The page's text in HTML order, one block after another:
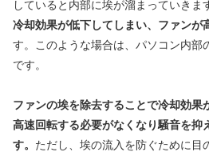
していると内部に埃が溜まっていきま
冷却効果が低下してしまい、ファンが
す。 このような場合は、パソコン内部
です。
ファンの埃を除去することで冷却効果
高速回転する必要がなくなり騒音を抑
す。 ただし、埃の流入を防ぐために目